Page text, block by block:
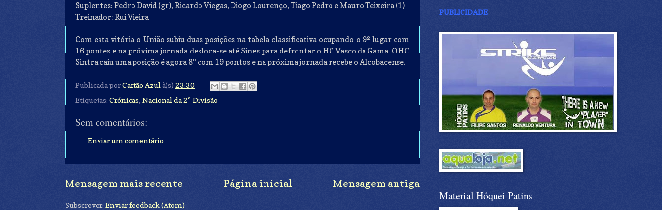
Suplentes: Pedro David (gr), Ricardo Viegas, Diogo Lourenço, Tiago Pedro e Mauro Teixeira (1)
Treinador: Rui Vieira
Com esta vitória o União subiu duas posições na tabela classificativa ocupando o 9º lugar com
16 pontes e na próxima jornada desloca-se até Sines para defrontar o HC Vasco da Gama. O HC
Sintra caiu uma posição é agora 8º com 19 pontos e na próxima jornada recebe o Alcobacense.
Publicada porCartão Azul à(s) 23:30
Etiquetas: Crónicas, Nacional da 2ª Divisão
Sem comentários:
Enviar um comentário
Mensagem mais recente Mensagem antiga
Página inicial
Subscrever: Enviar feedback (Atom)
PUBLICIDADE
Material Hóquei Patins